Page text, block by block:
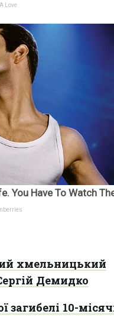
хмельницький
Демидко
загибелі 10-